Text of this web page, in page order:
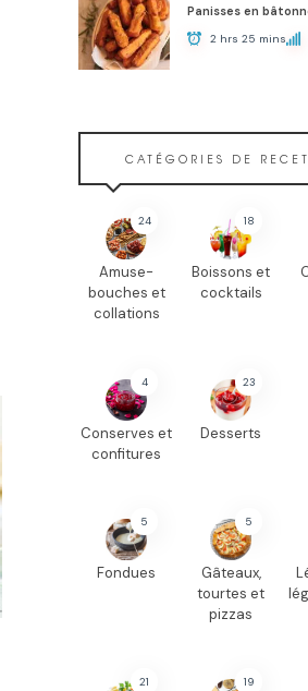
Panisses en
2 hrs 25 mins
CATÉGORIES DE
24
Amuse-
bouches et
collations
18
Boissons et
cocktails
4
Conserves et
confitures
23
Desserts
5
Fondues
5
Gâteaux,
tourtes et
pizzas
21 19